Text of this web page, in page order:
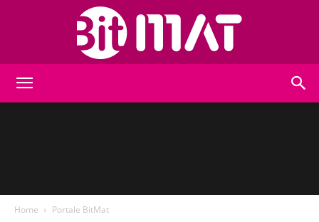
Home Portale BitMat